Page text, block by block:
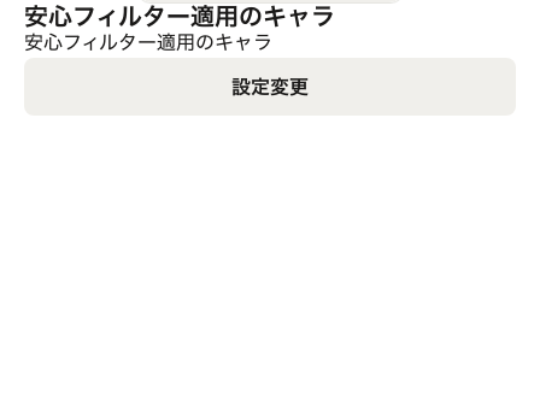
安心フィルター適用のキャラ
安心フィルター適用のキャラ
設定変更